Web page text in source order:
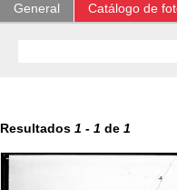
General Catálogo de
Resultados 1 - 1 de 1